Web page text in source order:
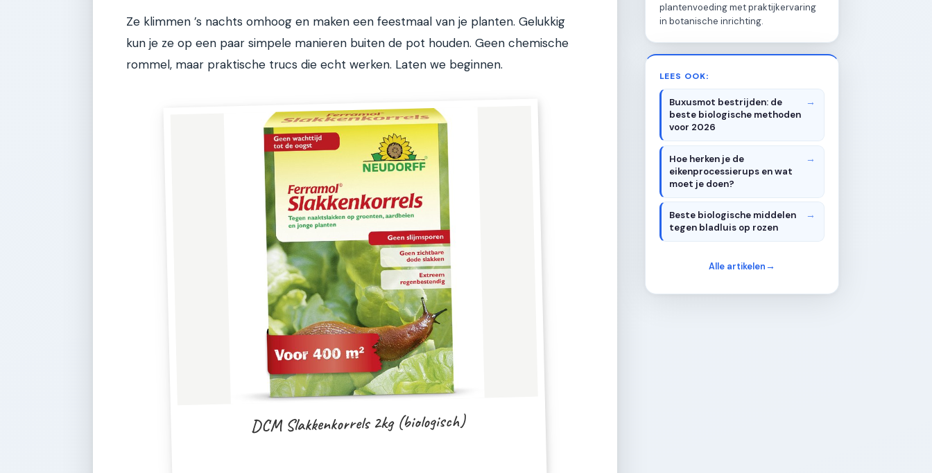
Ze klimmen ’s nachts omhoog en maken een feestmaal van je planten. Gelukkig
kun je ze op een paar simpele manieren buiten de pot houden. Geen chemische
rommel, maar praktische trucs die echt werken. Laten we beginnen.
DCM Slakkenkorrels 2kg (biologisch)
plantenvoeding met praktijkervaring
in botanische inrichting.
LEES OOK:
Buxusmot bestrijden: de
beste biologische methoden
voor 2026
Hoe herken je de
eikenprocessierups en wat
moet je doen?
Beste biologische middelen
tegen bladluis op rozen
Alle artikelen